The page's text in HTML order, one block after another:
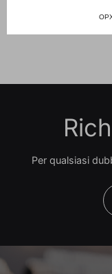
Per qualsiasi